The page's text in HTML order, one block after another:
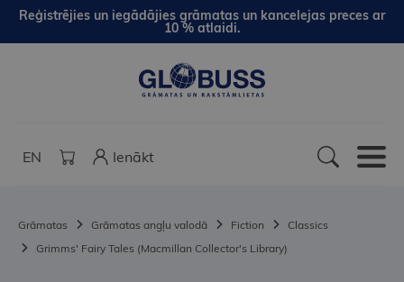
Reģistrējies un iegādājies grāmatas un kancelejas preces ar
10 % atlaidi.
EN Ienākt
Grāmatas Grāmatas angļu valodā Fiction
Classics
Grimms' Fairy Tales (Macmillan Collector's Library)